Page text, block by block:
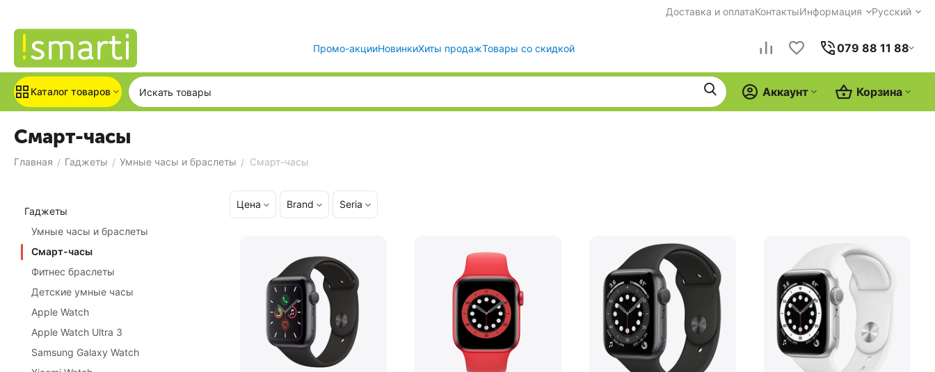
Доставка и оплатаКонтактыИнформация Русский
Промо-акцииНовинкиХиты продажТовары со скидкой 079 88 11 88
Каталог товаров Корзина
Аккаунт
Смарт-часы
Главная / Гаджеты / Умные часы и браслеты / Смарт-часы
Цена Brand Seria
Гаджеты
Умные часы и браслеты
Смарт-часы
Фитнес браслеты
Детские умные часы
Apple Watch
Apple Watch Ultra 3
Samsung Galaxy Watch